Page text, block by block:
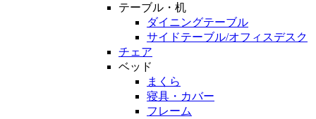
テーブル・机
ダイニングテーブル
サイドテーブル/オフィスデスク
チェア
ベッド
まくら
寝具・カバー
フレーム